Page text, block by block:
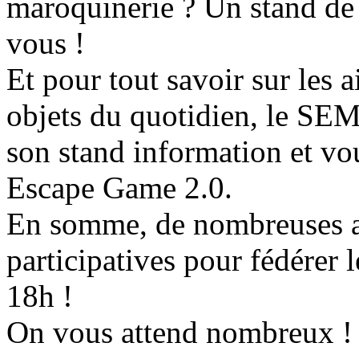
maroquinerie ? Un stand
vous !
Et pour tout savoir sur les
objets du quotidien, le
son stand information et
Escape Game 2.0.
En somme, de
participatives pour fédérer
18h !
On vous attend nombreux !